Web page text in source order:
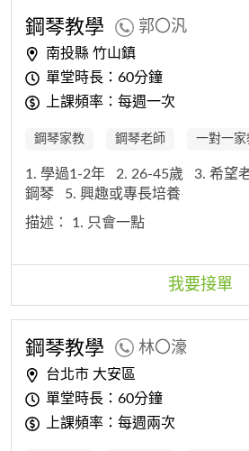
鋼琴教學 郭〇汎
南投縣 竹山鎮
單堂時長：60分鐘
上課頻率：每週一次
鋼琴家教 鋼琴老師 一對一家
1. 學過1-2年 2. 26-45歲 3. 希望
鋼琴
5. 興趣或專長培養
描述： 1. 只會一點
我要接單
鋼琴教學 林〇濠
台北市 大安區
單堂時長：60分鐘
上課頻率：每週兩次